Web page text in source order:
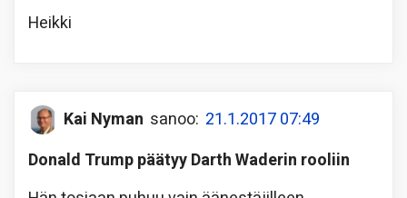
Heikki
Kai Nyman sanoo: 21.1.2017 07:49
Donald Trump päätyy Darth Waderin rooliin